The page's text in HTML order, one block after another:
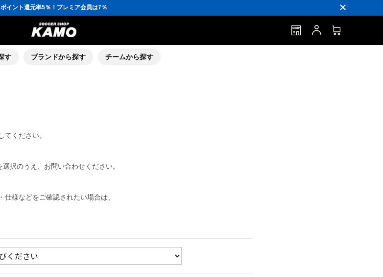
ポイント還元率5％！プレミア会員は7％
はお誕生月に「10％OFFクーポン」プレゼント！
円(税込)以上でシューズケースプレゼント！
3,300円(税込)以上で送料無料！
ポイント還元率5％！プレミア会員は7％
はお誕生月に「10％OFFクーポン」プレゼント！
す ブランドから探す チームから探す
ください。
択のうえ、お問い合わせください。
様などをご確認されたい場合は、